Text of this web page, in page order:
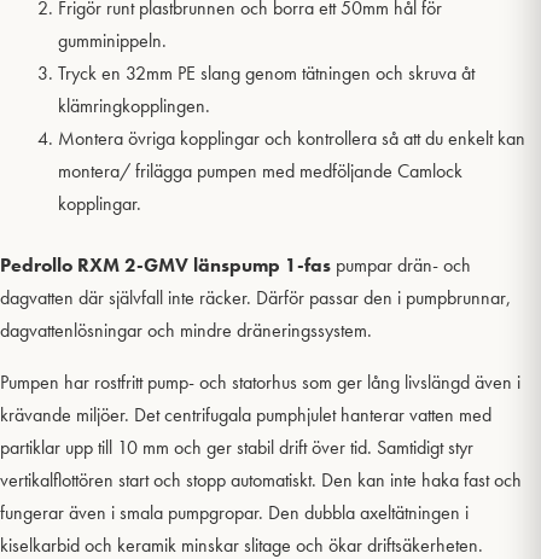
Frigör runt plastbrunnen och borra ett 50mm hål för
gumminippeln.
Tryck en 32mm PE slang genom tätningen och skruva åt
klämringkopplingen.
Montera övriga kopplingar och kontrollera så att du enkelt kan
montera/ frilägga pumpen med medföljande Camlock
kopplingar.
Pedrollo RXM 2-GMV länspump 1-fas pumpar drän- och
dagvatten där självfall inte räcker. Därför passar den i pumpbrunnar,
dagvattenlösningar och mindre dräneringssystem.
Pumpen har rostfritt pump- och statorhus som ger lång livslängd även i
krävande miljöer. Det centrifugala pumphjulet hanterar vatten med
partiklar upp till 10 mm och ger stabil drift över tid. Samtidigt styr
vertikalflottören start och stopp automatiskt. Den kan inte haka fast och
fungerar även i smala pumpgropar. Den dubbla axeltätningen i
kiselkarbid och keramik minskar slitage och ökar driftsäkerheten.